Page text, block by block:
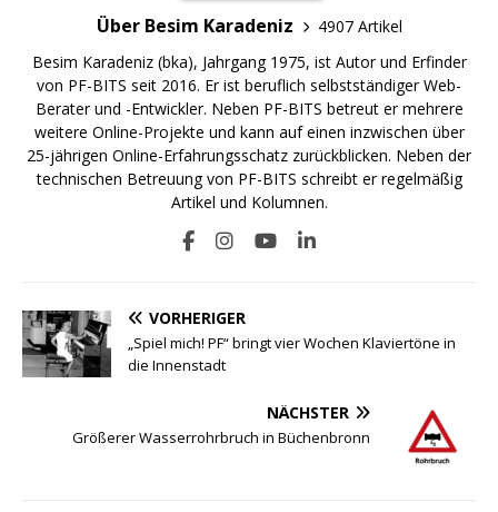
Über Besim Karadeniz
4907 Artikel
Besim Karadeniz (bka), Jahrgang 1975, ist Autor und Erfinder
von PF-BITS seit 2016. Er ist beruflich selbstständiger Web-
Berater und -Entwickler. Neben PF-BITS betreut er mehrere
weitere Online-Projekte und kann auf einen inzwischen über
25-jährigen Online-Erfahrungsschatz zurückblicken. Neben der
technischen Betreuung von PF-BITS schreibt er regelmäßig
Artikel und Kolumnen.
VORHERIGER
„Spiel mich! PF“ bringt vier Wochen Klaviertöne in
die Innenstadt
NÄCHSTER
Größerer Wasserrohrbruch in Büchenbronn